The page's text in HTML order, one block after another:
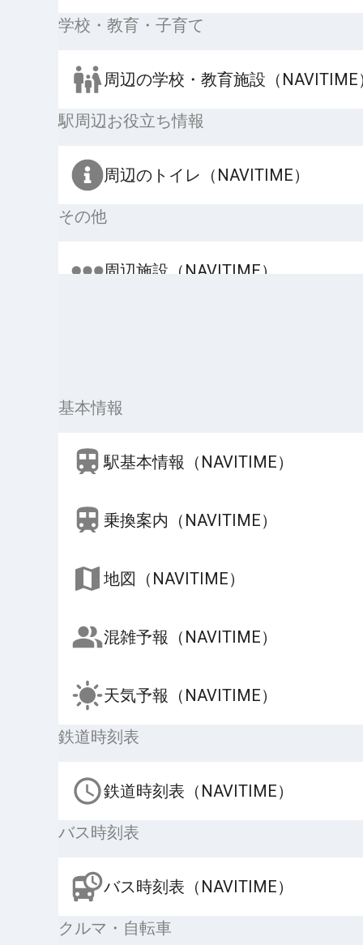
学校・教育・子育て
周辺の学校・教育施設（NAVITIME
駅周辺お役立ち情報
周辺のトイレ（NAVITIME）
その他
周辺施設（NAVITIME）
基本情報
駅基本情報（NAVITIME）
乗換案内（NAVITIME）
地図（NAVITIME）
混雑予報（NAVITIME）
天気予報（NAVITIME）
鉄道時刻表
鉄道時刻表（NAVITIME）
バス時刻表
バス時刻表（NAVITIME）
クルマ・自転車